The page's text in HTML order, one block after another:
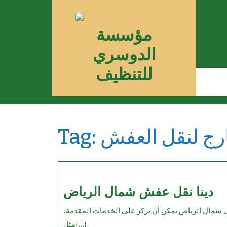
مؤسسة
الدوسري
للتنظيف
Tag: لنقل العفش
دينا نقل عفش شمال الرياض
مثل{...}